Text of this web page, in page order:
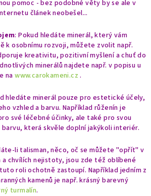
pomoc - bez podobné věty by se ale v
článek neobešel...
: Pokud hledáte minerál, který vám
k osobnímu rozvoji, můžete zvolit např.
kreativitu, pozitivní myšlení a chuť do
minerálů najdete např. v popisu u
nawww.carokameni.cz.
hledáte minerál pouze pro estetické účely,
vzhled a barvu. Například růženín je
své léčebné účinky, ale také pro svou
barvu, která skvěle doplní jakýkoli interiér.
li talisman, něco, oč se můžete "opřít" v
chvílích nejistoty, jsou zde též oblíbené
roli ochotně zastoupí. Například jedním z
kamenů je např. krásný barevný
turmalín.